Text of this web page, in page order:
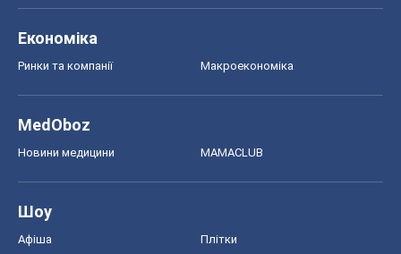
Економіка
Ринки та компанії Макроекономіка
MedOboz
Новини медицини MAMACLUB
Шоу
Афіша Плітки